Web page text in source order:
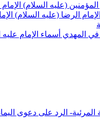
المؤمنين (عليه السلام)
الإمام الرضا (عليه السلام)
في المهدي أسماء الإمام
المرئية- الرد على دعوى